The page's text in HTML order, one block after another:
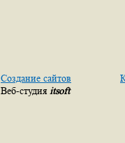
Создание сайтов
Веб-студия itsoft